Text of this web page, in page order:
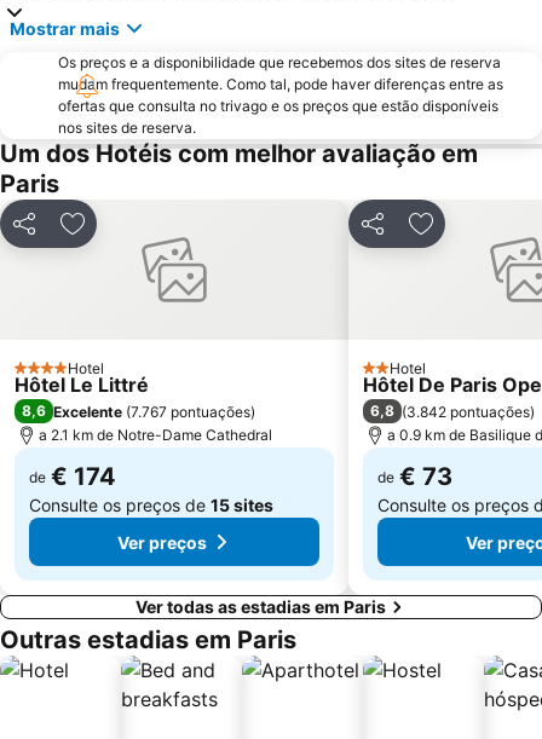
18th district la Butte-Montmartre
2nd district la Bourse
Palais des Congrès de Paris
Palais Garnier Opera National de Paris
La Défense
Les Halles
Nation Metro Station
Galerias Lafayette Paris Haussmann
St-Germain-des-Prés
10th district Entrepôt
16th district Passy
Gare de Lyon Metro Station
Moulin Rouge
Gare de Neuilly - Porte Maillot Metro Station
Mostrar mais
Os preços e a disponibilidade que recebemos dos sites de reserva
mudam frequentemente. Como tal, pode haver diferenças entre as
ofertas que consulta no trivago e os preços que estão disponíveis
nos sites de reserva.
Um dos Hotéis com melhor avaliação em
Paris
PartilharAdicionar aos favoritos
4 Estrelas
Hotel
Hôtel Le Littré
8,6 Excelente (7.767 pontuações)
a 2.1 km de Notre-Dame Cathedral
de € 174
Consulte os preços de 15 sites
Ver preços
PartilharAdicionar
2 Estrelas
Hotel
Hôtel De Paris
6,8 (3.842 pontuações)
a 0.9 km de Basilique
de € 73
Consulte os preços
Ver
Ver todas as estadias em Paris
Outras estadias em Paris